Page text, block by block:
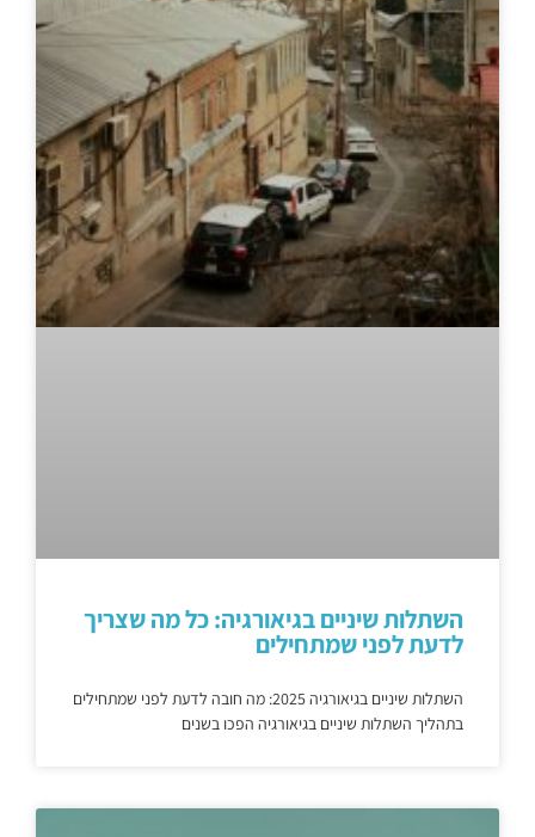
השתלות שיניים בגיאורגיה: כל מה שצריך
לדעת לפני שמתחילים
השתלות שיניים בגיאורגיה 2025: מה חובה לדעת לפני שמתחילים
בתהליך השתלות שיניים בגיאורגיה הפכו בשנים